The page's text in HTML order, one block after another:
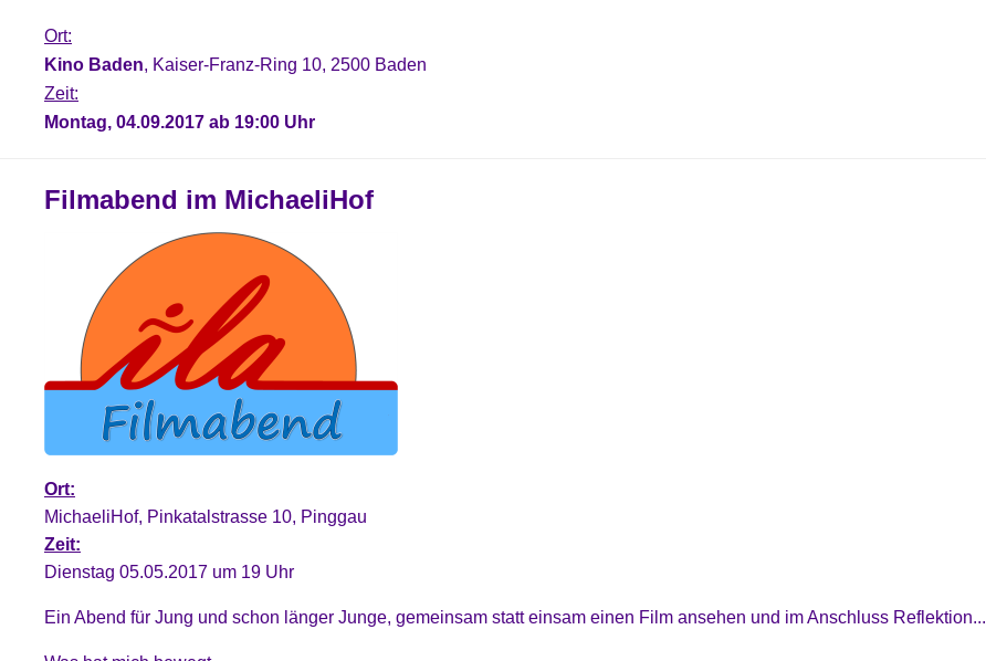
Ort:
Kino Baden, Kaiser-Franz-Ring 10, 2500 Baden
Zeit:
Montag, 04.09.2017 ab 19:00 Uhr
Filmabend im MichaeliHof
Ort:
MichaeliHof, Pinkatalstrasse 10, Pinggau
Zeit:
Dienstag 05.05.2017 um 19 Uhr
Ein Abend für Jung und schon länger Junge, gemeinsam statt einsam einen Film ansehen und im Anschluss Reflektion...